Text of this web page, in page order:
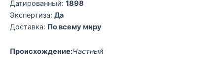
Датированный: 1898
Экспертиза: Да
Доставка: По всему миру
Происхождение:Частный